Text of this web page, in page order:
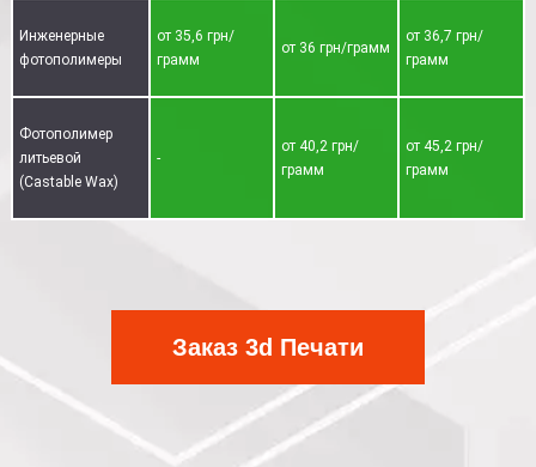
Инженерные
фотополимеры
от 35,6 грн/
грамм
от 36 грн/грамм
от 36,7 грн/
грамм
Фотополимер
литьевой
(Castable Wax)
-
от 40,2 грн/
грамм
от 45,2 грн/
грамм
Заказ 3d Печати